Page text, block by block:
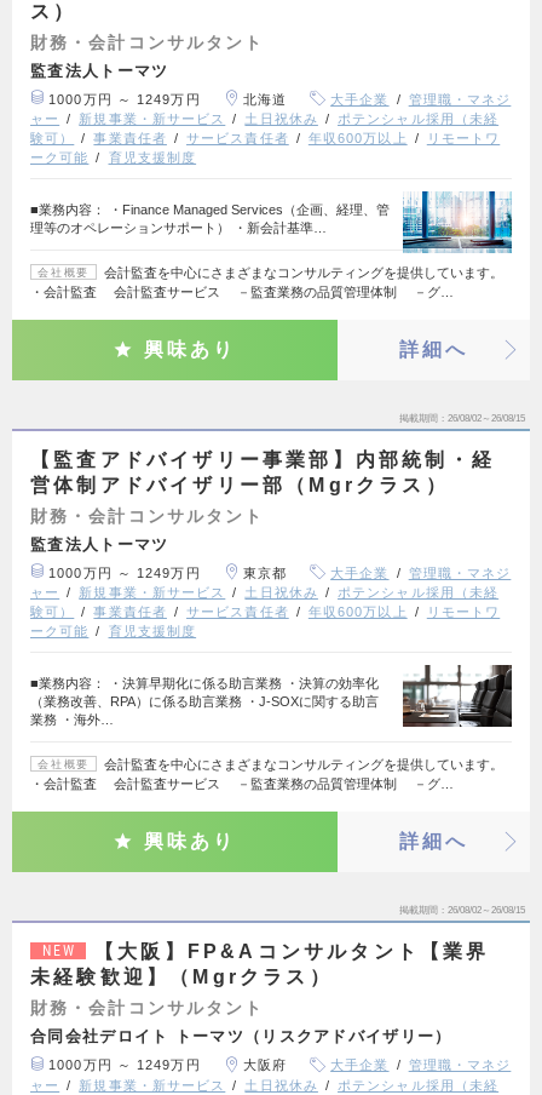
ス）
財務・会計コンサルタント
監査法人トーマツ
1000万円 ～ 1249万円 北海道 大手企業
管理職・マネジ
ャー
新規事業・新サービス 土日祝休み
ポテンシャル採用（未経
験可）
事業責任者 サービス責任者 年収600万以上
リモートワ
ーク可能
育児支援制度
■業務内容： ・Finance Managed Services（企画、経理、管
理等のオペレーションサポート） ・新会計基準…
会社概要
会計監査を中心にさまざまなコンサルティングを提供しています。
・会計監査 会計監査サービス －監査業務の品質管理体制 －グ…
興味あり 詳細へ
掲載期間 26/08/02～26/08/15
【監査アドバイザリー事業部】内部統制・経
営体制アドバイザリー部（Mgrクラス）
財務・会計コンサルタント
監査法人トーマツ
1000万円 ～ 1249万円 東京都 大手企業
管理職・マネジ
ャー
新規事業・新サービス 土日祝休み
ポテンシャル採用（未経
験可）
事業責任者 サービス責任者 年収600万以上
リモートワ
ーク可能
育児支援制度
■業務内容： ・決算早期化に係る助言業務 ・決算の効率化
（業務改善、RPA）に係る助言業務 ・J-SOXに関する助言
業務 ・海外…
会社概要
会計監査を中心にさまざまなコンサルティングを提供しています。
・会計監査 会計監査サービス －監査業務の品質管理体制 －グ…
興味あり 詳細へ
掲載期間 26/08/02～26/08/15
NEW
【大阪】FP&Aコンサルタント【業界
未経験歓迎】（Mgrクラス）
財務・会計コンサルタント
合同会社デロイト トーマツ（リスクアドバイザリー）
1000万円 ～ 1249万円 大阪府 大手企業
管理職・マネジ
ャー
新規事業・新サービス 土日祝休み
ポテンシャル採用（未経